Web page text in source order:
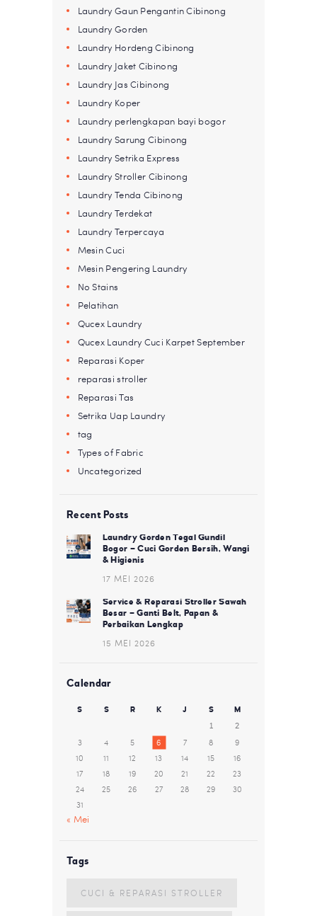
Laundry Gaun Pengantin Cibinong
Laundry Gorden
Laundry Hordeng Cibinong
Laundry Jaket Cibinong
Laundry Jas Cibinong
Laundry Koper
Laundry perlengkapan bayi bogor
Laundry Sarung Cibinong
Laundry Setrika Express
Laundry Stroller Cibinong
Laundry Tenda Cibinong
Laundry Terdekat
Laundry Terpercaya
Mesin Cuci
Mesin Pengering Laundry
No Stains
Pelatihan
Qucex Laundry
Qucex Laundry Cuci Karpet September
Reparasi Koper
reparasi stroller
Reparasi Tas
Setrika Uap Laundry
tag
Types of Fabric
Uncategorized
Recent Posts
Laundry Gorden Tegal Gundil
Bogor – Cuci Gorden Bersih, Wangi
& Higienis
17 MEI 2026
Service & Reparasi Stroller Sawah
Besar – Ganti Belt, Papan &
Perbaikan Lengkap
15 MEI 2026
Calendar
S S R K J S
M
1
2
3 4 5 6 7 8
9
10
11 12 13 14 15
16
17
18 19 20 21 22
23
24
25 26 27 28 29
30
31
« Mei
Tags
CUCI & REPARASI STROLLER